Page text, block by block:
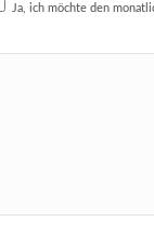
Ja, ich möchte den